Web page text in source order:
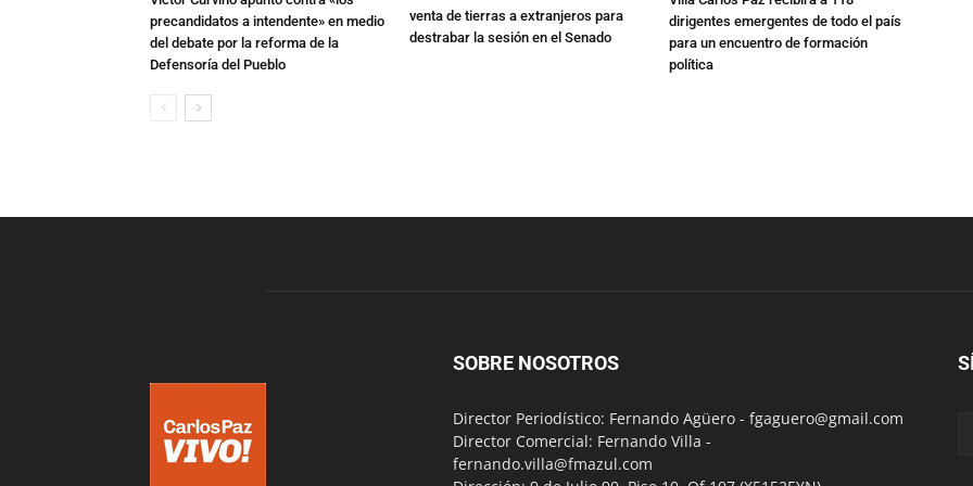
precandidatos a intendente» en medio
del debate por la reforma de la
Defensoría del Pueblo
venta de tierras a extranjeros para
destrabar la sesión en el Senado
dirigentes emergentes de todo el país
para un encuentro de formación
política
SOBRE NOSOTROS
Director Periodístico: Fernando Agüero - fgaguero@gmail.com
Director Comercial: Fernando Villa -
fernando.villa@fmazul.com